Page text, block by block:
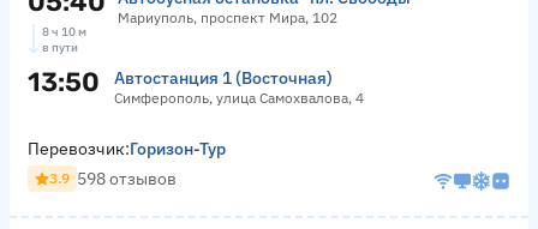
Мариуполь, проспект Мира, 102
8 ч 10 м
в пути
13:50 Автостанция 1 (Восточная)
Симферополь, улица Самохвалова, 4
Перевозчик:Горизон-Тур
3.9 598 отзывов